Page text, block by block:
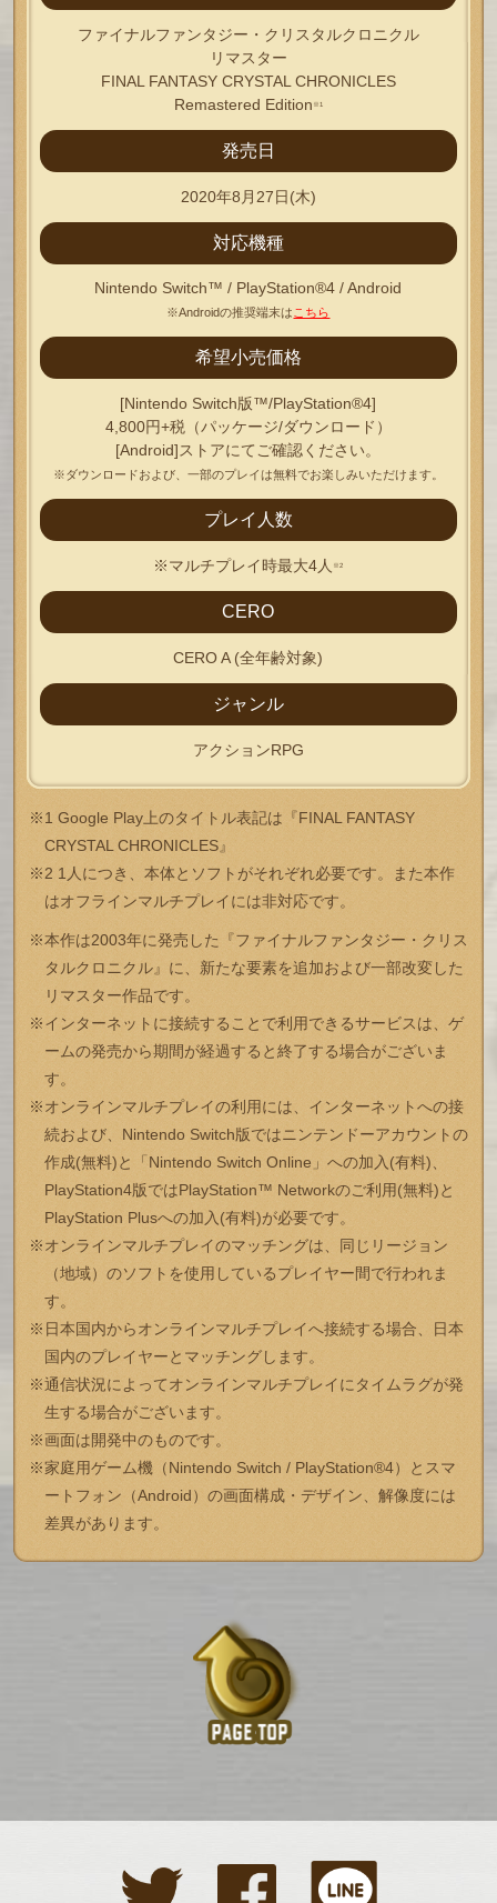
ファイナルファンタジー・クリスタルクロニクル
リマスター
FINAL FANTASY CRYSTAL CHRONICLES
Remastered Edition ※1
発売日
2020年8月27日(木)
対応機種
Nintendo Switch™ / PlayStation®4 / Android
※Androidの推奨端末はこちら
希望小売価格
[Nintendo Switch版™/PlayStation®4]
4,800円+税（パッケージ/ダウンロード）
[Android]ストアにてご確認ください。
※ダウンロードおよび、一部のプレイは無料でお楽しみいただけます。
プレイ人数
※マルチプレイ時最大4人 ※2
CERO
CERO A (全年齢対象)
ジャンル
アクションRPG
※1 Google Play上のタイトル表記は『FINAL FANTASY
CRYSTAL CHRONICLES』
※2 1人につき、本体とソフトがそれぞれ必要です。また本作
はオフラインマルチプレイには非対応です。
※本作は2003年に発売した『ファイナルファンタジー・クリス
タルクロニクル』に、新たな要素を追加および一部改変した
リマスター作品です。
※インターネットに接続することで利用できるサービスは、ゲ
ームの発売から期間が経過すると終了する場合がございま
す。
※オンラインマルチプレイの利用には、インターネットへの接
続および、Nintendo Switch版ではニンテンドーアカウントの
作成(無料)と「Nintendo Switch Online」への加入(有料)、
PlayStation4版ではPlayStation™ Networkのご利用(無料)と
PlayStation Plusへの加入(有料)が必要です。
※オンラインマルチプレイのマッチングは、同じリージョン
（地域）のソフトを使用しているプレイヤー間で行われま
す。
※日本国内からオンラインマルチプレイへ接続する場合、日本
国内のプレイヤーとマッチングします。
※通信状況によってオンラインマルチプレイにタイムラグが発
生する場合がございます。
※画面は開発中のものです。
※家庭用ゲーム機（Nintendo Switch / PlayStation®4）とスマ
ートフォン（Android）の画面構成・デザイン、解像度には
差異があります。